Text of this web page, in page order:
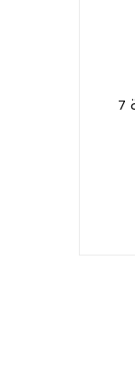
توقعـات الأبراج اليوم الجمعة 7